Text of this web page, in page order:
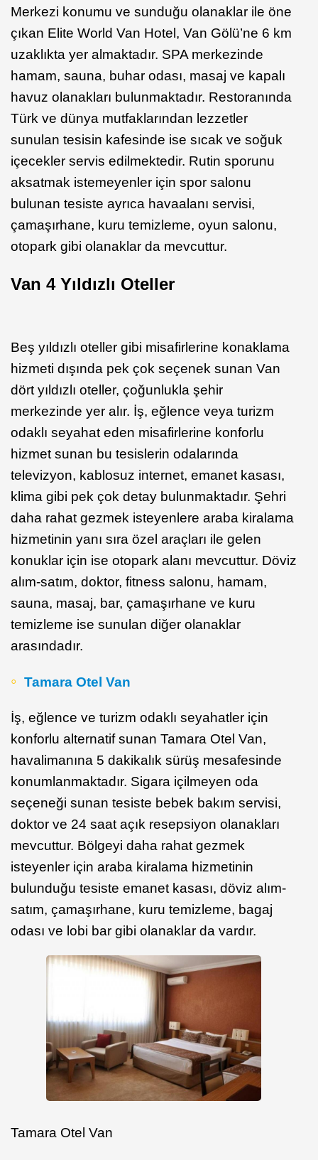
Merkezi konumu ve sunduğu olanaklar ile öne
çıkan Elite World Van Hotel, Van Gölü’ne 6 km
uzaklıkta yer almaktadır. SPA merkezinde
hamam, sauna, buhar odası, masaj ve kapalı
havuz olanakları bulunmaktadır. Restoranında
Türk ve dünya mutfaklarından lezzetler
sunulan tesisin kafesinde ise sıcak ve soğuk
içecekler servis edilmektedir. Rutin sporunu
aksatmak istemeyenler için spor salonu
bulunan tesiste ayrıca havaalanı servisi,
çamaşırhane, kuru temizleme, oyun salonu,
otopark gibi olanaklar da mevcuttur.
Van 4 Yıldızlı Oteller
Beş yıldızlı oteller gibi misafirlerine konaklama
hizmeti dışında pek çok seçenek sunan Van
dört yıldızlı oteller, çoğunlukla şehir
merkezinde yer alır. İş, eğlence veya turizm
odaklı seyahat eden misafirlerine konforlu
hizmet sunan bu tesislerin odalarında
televizyon, kablosuz internet, emanet kasası,
klima gibi pek çok detay bulunmaktadır. Şehri
daha rahat gezmek isteyenlere araba kiralama
hizmetinin yanı sıra özel araçları ile gelen
konuklar için ise otopark alanı mevcuttur. Döviz
alım-satım, doktor, fitness salonu, hamam,
sauna, masaj, bar, çamaşırhane ve kuru
temizleme ise sunulan diğer olanaklar
arasındadır.
Tamara Otel Van
İş, eğlence ve turizm odaklı seyahatler için
konforlu alternatif sunan Tamara Otel Van,
havalimanına 5 dakikalık sürüş mesafesinde
konumlanmaktadır. Sigara içilmeyen oda
seçeneği sunan tesiste bebek bakım servisi,
doktor ve 24 saat açık resepsiyon olanakları
mevcuttur. Bölgeyi daha rahat gezmek
isteyenler için araba kiralama hizmetinin
bulunduğu tesiste emanet kasası, döviz alım-
satım, çamaşırhane, kuru temizleme, bagaj
odası ve lobi bar gibi olanaklar da vardır.
Tamara Otel Van